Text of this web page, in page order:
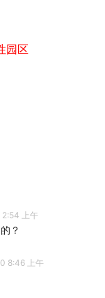
园区
上午
？
8:46 上午